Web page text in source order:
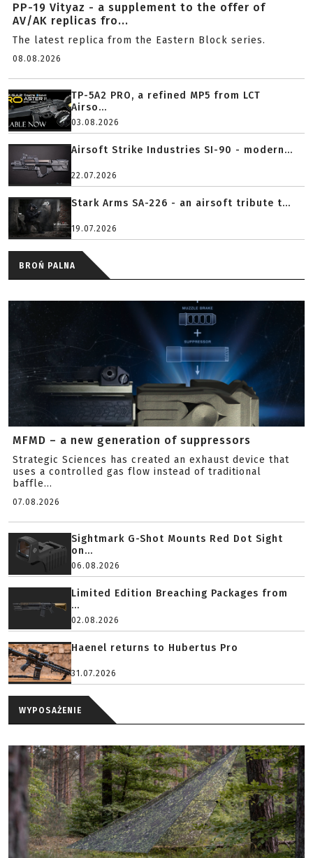
PP-19 Vityaz - a supplement to the offer of
AV/AK replicas fro...
The latest replica from the Eastern Block series.
08.08.2026
TP-5A2 PRO, a refined MP5 from LCT
Airso...
03.08.2026
Airsoft Strike Industries SI-90 - modern...
22.07.2026
Stark Arms SA-226 - an airsoft tribute t...
19.07.2026
BROŃ PALNA
MFMD – a new generation of suppressors
Strategic Sciences has created an exhaust device that
uses a controlled gas flow instead of traditional
baffle...
07.08.2026
Sightmark G-Shot Mounts Red Dot Sight
on...
06.08.2026
Limited Edition Breaching Packages from
...
02.08.2026
Haenel returns to Hubertus Pro
31.07.2026
WYPOSAŻENIE